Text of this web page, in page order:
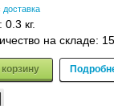
доставка
0.3 кг.
на складе: 15